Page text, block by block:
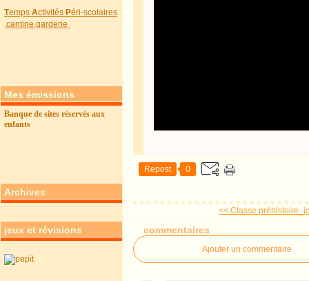
TempsActivitésPéri-scolaires
,cantine,garderie
Mes émissions
Banque de sites réservés aux
enfants
Archives
jeux et révisions
Repost 0
<< Classe
commentaires
Ajouter un commentaire